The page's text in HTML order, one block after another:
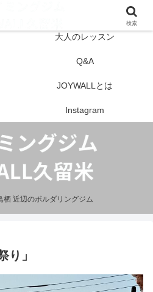
栖 近辺のボルダリングジム
大人のレッスン
Q&A
JOYWALLとは
Instagram
り」
検索